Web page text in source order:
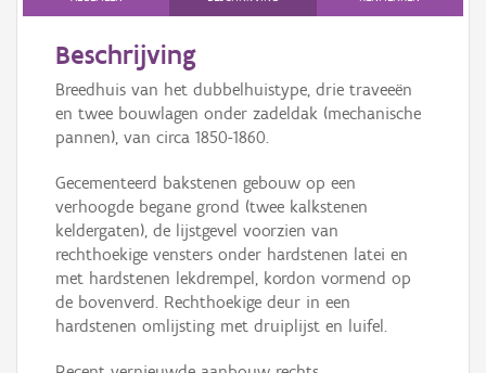
Beschrijving
Breedhuis van het dubbelhuistype, drie traveeën
en twee bouwlagen onder zadeldak (mechanische
pannen), van circa 1850-1860.
Gecementeerd bakstenen gebouw op een
verhoogde begane grond (twee kalkstenen
keldergaten), de lijstgevel voorzien van
rechthoekige vensters onder hardstenen latei en
met hardstenen lekdrempel, kordon vormend op
de bovenverd. Rechthoekige deur in een
hardstenen omlijsting met druiplijst en luifel.